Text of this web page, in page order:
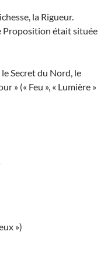
la Rigueur.
Proposition était située
Secret du Nord, le
» (« Feu », « Lumière »
»)